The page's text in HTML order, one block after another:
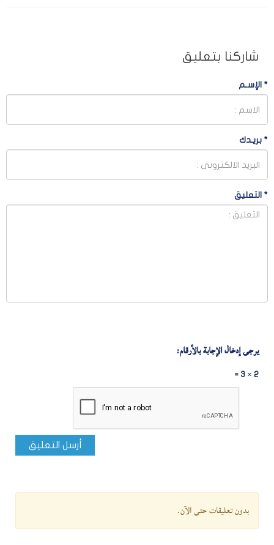
شاركنا بتعليق
* الإسـم
* بريـدك
* التعليق
يرجى إدخال الإجابة بالأرقام:
2 × 3 =
أرسل التعليق
بدون تعليقات حتى الآن.